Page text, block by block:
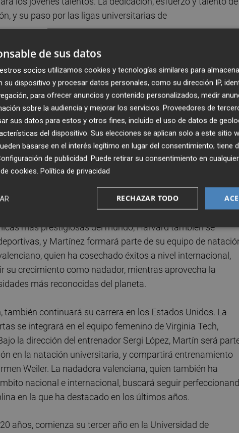
y su paso por las ligas universitarias de
en la historia de la natación valenciana y española.
Saravia, nadador olímpico argentino, semifinalista
da el salto a la División I de la NCAA para unirse a la
destacada trayectoria en competiciones internacionales,
pasada temporada logró posicionarse en la quinta
será dirigido por el entrenador brasileño Gui Caribe, quien
de talentos en el ámbito universitario estadounidense.
observadas en esta nueva etapa, con la ambición de
medallista internacional en aguas abiertas en la
en la Universidad de Harvard, en Massachusetts.
más prestigiosas del mundo, Harvard también se
y Martínez formará parte de su equipo de
quien ha cosechado éxitos a nivel internacional,
su crecimiento como nadador, mientras aprovecha la
más reconocidas del planeta.
también continuará su carrera en los Estados Unidos. La
se integrará en el equipo femenino de Virginia Tech,
la dirección del entrenador Sergi López, Martín será
en la natación universitaria, y compartirá entrenamiento
Weiler. La nadadora valenciana, quien también ha
nacional e internacional, buscará seguir
en la que ha destacado en los últimos años.
años, comienza su tercer año en la Universidad de
de sus datos
socios utilizamos cookies y tecnologías similares para
su dispositivo y procesar datos personales, como su dirección IP,
para ofrecer anuncios y contenido personalizados, medir
sobre la audiencia y mejorar los servicios. Proveedores de
sus datos para estos y otros fines, incluido el uso de datos de
del dispositivo. Sus elecciones se aplican solo a este sitio
basarse en el interés legítimo en lugar del consentimiento; tiene
de publicidad. Puede retirar su consentimiento en
cookies. Política de privacidad
RECHAZAR TODO